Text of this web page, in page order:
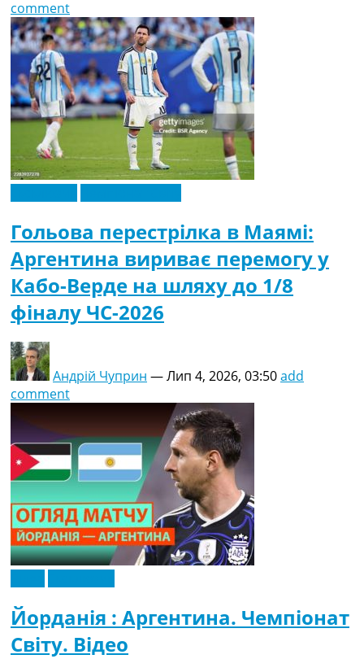
comment
Гольова перестрілка в Маямі:
Аргентина вириває перемогу у
Кабо-Верде на шляху до 1/8
фіналу ЧС-2026
Андрій Чуприн —Лип 4, 2026, 03:50add
comment
Йорданія : Аргентина. Чемпіонат
Світу. Відео